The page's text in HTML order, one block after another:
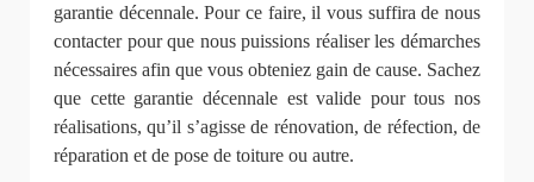
garantie décennale. Pour ce faire, il vous suffira de nous
contacter pour que nous puissions réaliser les démarches
nécessaires afin que vous obteniez gain de cause. Sachez
que cette garantie décennale est valide pour tous nos
réalisations, qu’il s’agisse de rénovation, de réfection, de
réparation et de pose de toiture ou autre.